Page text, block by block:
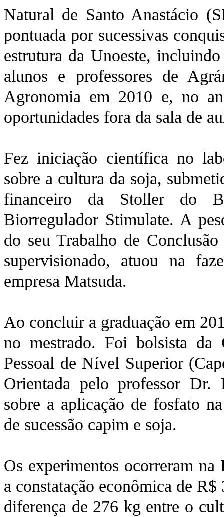
Natural de Santo Anastácio
pontuada por sucessivas
estrutura da Unoeste,
alunos e professores de
Agronomia em 2010 e, no
oportunidades fora da sala de
Fez iniciação científica no
sobre a cultura da soja,
financeiro da Stoller do
Biorregulador Stimulate. A
do seu Trabalho de
supervisionado, atuou na
empresa Matsuda.
Ao concluir a graduação em
no mestrado. Foi bolsista da
Pessoal de Nível Superior
Orientada pelo professor Dr.
sobre a aplicação de fosfato
de sucessão capim e soja.
Os experimentos ocorreram
a constatação econômica de
diferença de 276 kg entre o